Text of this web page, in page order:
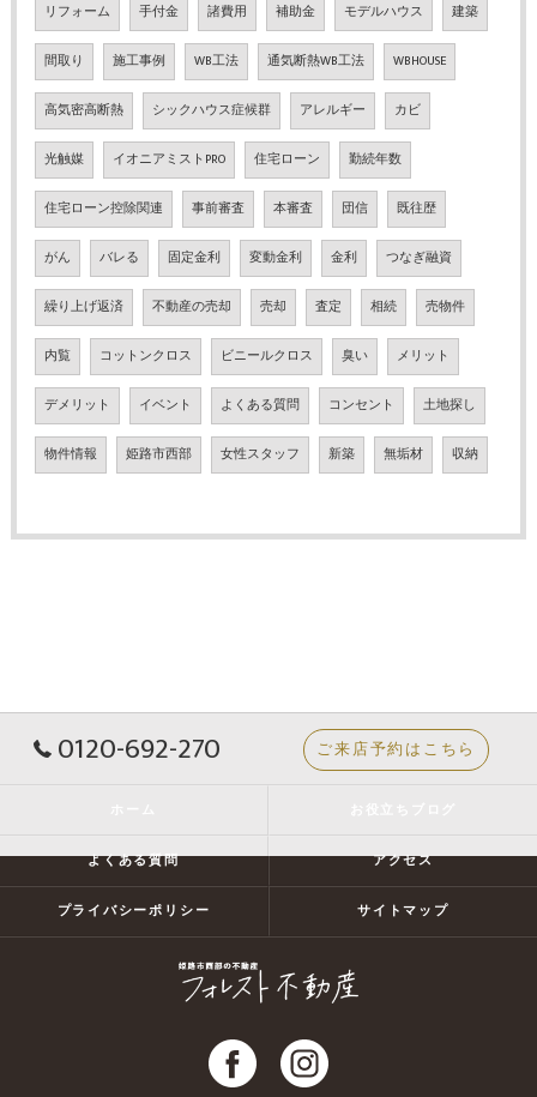
リフォーム 手付金 諸費用 補助金 モデルハウス 建築
間取り 施工事例 WB工法 通気断熱WB工法 WBHOUSE
高気密高断熱 シックハウス症候群 アレルギー カビ
光触媒 イオニアミストPRO 住宅ローン 勤続年数
住宅ローン控除関連 事前審査 本審査 団信 既往歴
がん バレる 固定金利 変動金利 金利 つなぎ融資
繰り上げ返済 不動産の売却 売却 査定 相続 売物件
内覧 コットンクロス ビニールクロス 臭い メリット
デメリット イベント よくある質問 コンセント 土地探し
物件情報 姫路市西部 女性スタッフ 新築 無垢材 収納
0120-692-270 ご来店予約はこちら
よくある質問 アクセス
プライバシーポリシー サイトマップ